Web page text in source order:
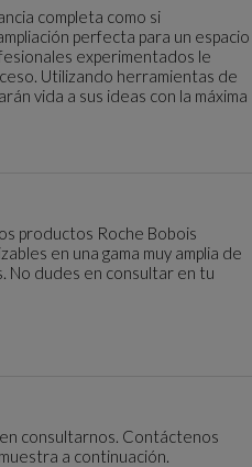
completa como si
perfecta para un espacio
experimentados le
Utilizando herramientas de
vida a sus ideas con la máxima
productos Roche Bobois
en una gama muy amplia de
No dudes en consultar en tu
consultarnos. Contáctenos
a continuación.